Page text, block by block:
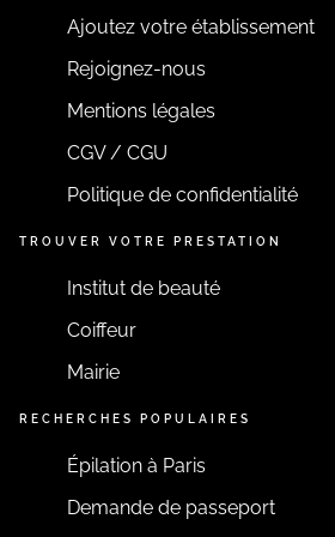
EN SAVOIR PLUS
Ajoutez votre établissement
Rejoignez-nous
Mentions légales
CGV / CGU
Politique de confidentialité
TROUVER VOTRE PRESTATION
Institut de beauté
Coiffeur
Mairie
RECHERCHES POPULAIRES
Épilation à Paris
Demande de passeport